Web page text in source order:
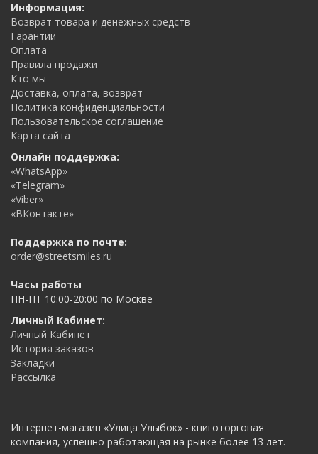
Информация:
Возврат товара и денежных средств
Гарантии
Оплата
Правила продажи
Кто мы
Доставка, оплата, возврат
Политика конфиденциальности
Пользовательское соглашение
Карта сайта
Онлайн поддержка:
«WhatsApp»
«Telegram»
«Viber»
«ВКонтакте»
Поддержка по почте:
order@streetsmiles.ru
Часы работы
ПН-ПТ 10:00-20:00 по Москве
Личный Кабинет:
Личный Кабинет
История заказов
Закладки
Рассылка
Интернет-магазин «Улица Улыбок» - книготорговая
компания, успешно работающая на рынке более 13 лет.